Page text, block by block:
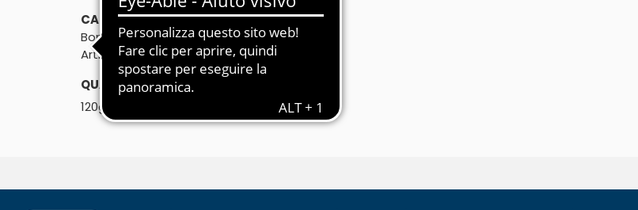
CARATTERISTICHE:
Bontà dal forno
Artigianali
QUANTITÀ:
120g